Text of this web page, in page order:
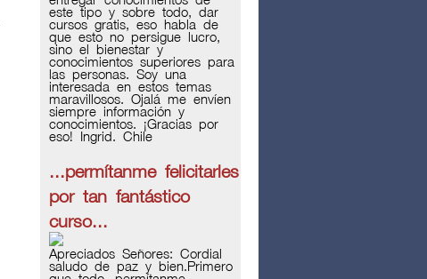
este tipo y sobre todo, dar
cursos gratis, eso habla de
que esto no persigue lucro,
sino el bienestar y
conocimientos superiores para
las personas. Soy una
interesada en estos temas
maravillosos. Ojalá me envíen
siempre información y
conocimientos. ¡Gracias por
eso! Ingrid. Chile
...permítanme felicitarles
por tan fantástico
curso...
Apreciados Señores: Cordial
saludo de paz y bien.Primero